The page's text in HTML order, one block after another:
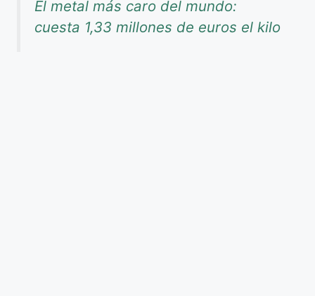
El metal más caro del mundo:
cuesta 1,33 millones de euros el kilo